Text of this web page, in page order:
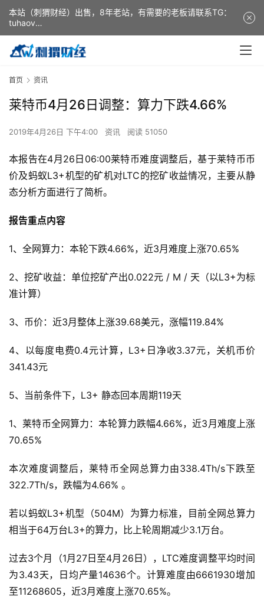
首页 资讯
莱特币4月26日调整：算力下跌4.66%
2019年4月26日 下午4:00 资讯 阅读 51050
本报告在4月26日06:00莱特币难度调整后，基于莱特币币
价及蚂蚁L3+机型的矿机对LTC的挖矿收益情况，主要从静
态分析方面进行了简析。
报告重点内容
1、全网算力：本轮下跌4.66%，近3月难度上涨70.65%
2、挖矿收益：单位挖矿产出0.022元 / M / 天（以L3+为标
准计算）
3、币价：近3月整体上涨39.68美元，涨幅119.84%
4、以每度电费0.4元计算，L3+日净收3.37元，关机币价
341.43元
5、当前条件下，L3+ 静态回本周期119天
1、莱特币全网算力：本轮算力跌幅4.66%，近3月难度上涨
70.65%
本次难度调整后，莱特币全网总算力由338.4Th/s下跌至
322.7Th/s，跌幅为4.66% 。
若以蚂蚁L3+机型（504M）为算力标准，目前全网总算力
相当于64万台L3+的算力，比上轮周期减少3.1万台。
过去3个月（1月27日至4月26日），LTC难度调整平均时间
为3.43天，日均产量14636个。计算难度由6661930增加
至11268605，近3月难度上涨70.65%。
本站（刺猬财经）出售，8年老站，有需要的老板请联系TG：
tuhaov
This website (ciweicaijing) is for sale. It is a 8-year-old
website. If you need it, please contact TG: tuhaov